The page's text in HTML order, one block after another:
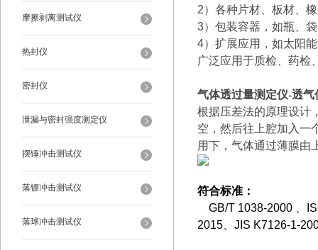
摩擦剥离测试仪
热封仪
密封仪
泄漏与密封强度测定仪
摆锤冲击测试仪
落镖冲击测试仪
落球冲击测试仪
2）各种片材、板材、
3）包装容器，如瓶、
4）扩展应用，如太阳
广泛应用于质检、药检
气体透过量测定仪-透气
根据压差法的原理设计
空，然后往上腔加入一
用下，气体通过薄膜由
符合标准：
GB/T 1038-2000
、
2015、JIS K7126-1-